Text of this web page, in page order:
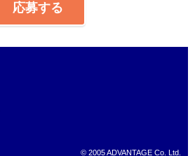
応募する
© 2005 ADVANTAGE Co. Ltd.